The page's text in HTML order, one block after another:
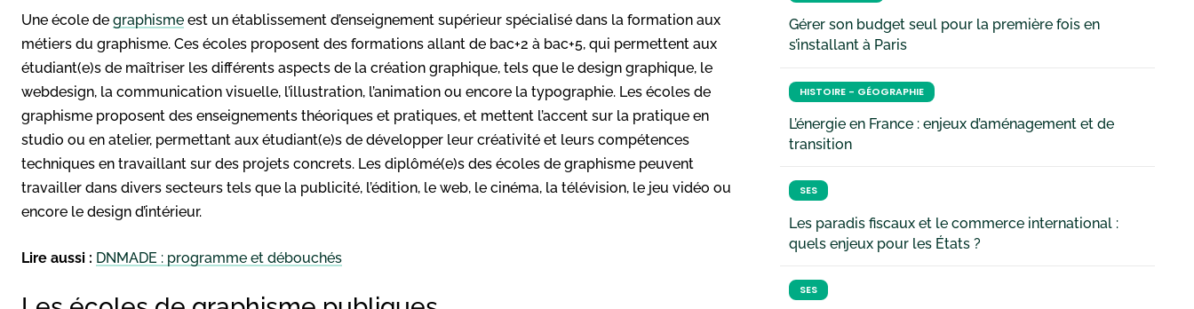
Une école de graphisme est un établissement d’enseignement supérieur spécialisé dans la formation aux
métiers du graphisme. Ces écoles proposent des formations allant de bac+2 à bac+5, qui permettent aux
étudiant(e)s de maîtriser les différents aspects de la création graphique, tels que le design graphique, le
webdesign, la communication visuelle, l’illustration, l’animation ou encore la typographie. Les écoles de
graphisme proposent des enseignements théoriques et pratiques, et mettent l’accent sur la pratique en
studio ou en atelier, permettant aux étudiant(e)s de développer leur créativité et leurs compétences
techniques en travaillant sur des projets concrets. Les diplômé(e)s des écoles de graphisme peuvent
travailler dans divers secteurs tels que la publicité, l’édition, le web, le cinéma, la télévision, le jeu vidéo ou
encore le design d’intérieur.
Lire aussi : DNMADE : programme et débouchés
Gérer son budget seul pour la première fois en
s’installant à Paris
HISTOIRE - GÉOGRAPHIE
L’énergie en France : enjeux d’aménagement et de
transition
SES
Les paradis fiscaux et le commerce international :
quels enjeux pour les États ?
SES